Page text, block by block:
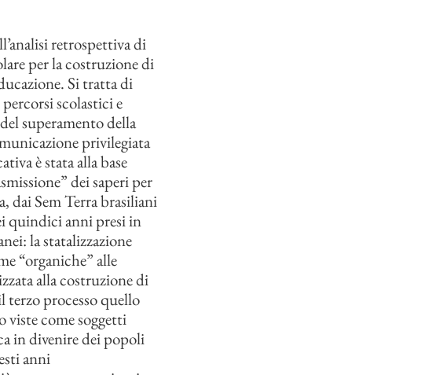
retrospettiva di
per la costruzione di
Si tratta di
scolastici e
superamento della
privilegiata
è stata alla base
dei saperi per
dai Sem Terra brasiliani
quindici anni presi in
la statalizzazione
“organiche” alle
alla costruzione di
terzo processo quello
viste come soggetti
in divenire dei popoli
anni